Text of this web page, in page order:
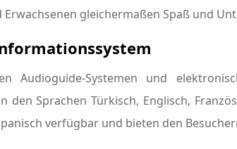
gleichermaßen Spaß und
Audioguide-Systemen und
den Sprachen Türkisch, Englisch,
verfügbar und bieten den